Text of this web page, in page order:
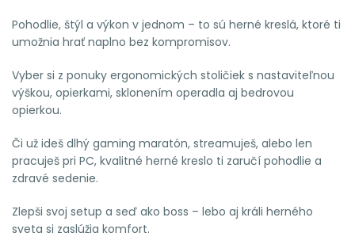
Pohodlie, štýl a výkon v jednom – to sú herné kreslá, ktoré ti
umožnia hrať naplno bez kompromisov.
Vyber si z ponuky ergonomických stoličiek s nastaviteľnou
výškou, opierkami, sklonením operadla aj bedrovou
opierkou.
Či už ideš dlhý gaming maratón, streamuješ, alebo len
pracuješ pri PC, kvalitné herné kreslo ti zaručí pohodlie a
zdravé sedenie.
Zlepši svoj setup a seď ako boss – lebo aj králi herného
sveta si zaslúžia komfort.